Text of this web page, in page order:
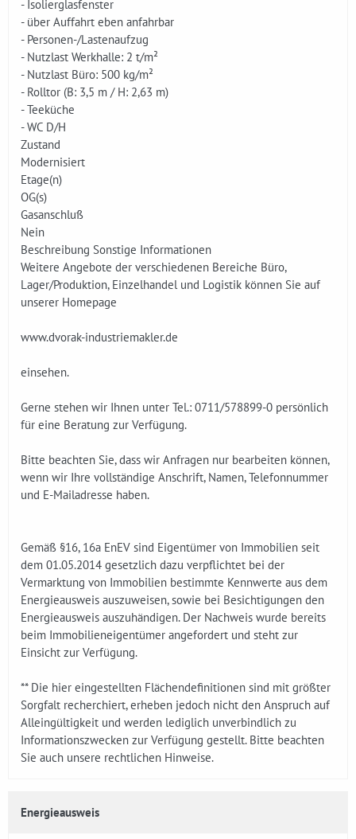
- Isolierglasfenster
- über Auffahrt eben anfahrbar
- Personen-/Lastenaufzug
- Nutzlast Werkhalle: 2 t/m²
- Nutzlast Büro: 500 kg/m²
- Rolltor (B: 3,5 m / H: 2,63 m)
- Teeküche
- WC D/H
Zustand
Modernisiert
Etage(n)
OG(s)
Gasanschluß
Nein
Beschreibung Sonstige Informationen
Weitere Angebote der verschiedenen Bereiche Büro,
Lager/Produktion, Einzelhandel und Logistik können Sie auf
unserer Homepage
www.dvorak-industriemakler.de
einsehen.
Gerne stehen wir Ihnen unter Tel.: 0711/578899-0 persönlich
für eine Beratung zur Verfügung.
Bitte beachten Sie, dass wir Anfragen nur bearbeiten können,
wenn wir Ihre vollständige Anschrift, Namen, Telefonnummer
und E-Mailadresse haben.
Gemäß §16, 16a EnEV sind Eigentümer von Immobilien seit
dem 01.05.2014 gesetzlich dazu verpflichtet bei der
Vermarktung von Immobilien bestimmte Kennwerte aus dem
Energieausweis auszuweisen, sowie bei Besichtigungen den
Energieausweis auszuhändigen. Der Nachweis wurde bereits
beim Immobilieneigentümer angefordert und steht zur
Einsicht zur Verfügung.
** Die hier eingestellten Flächendefinitionen sind mit größter
Sorgfalt recherchiert, erheben jedoch nicht den Anspruch auf
Alleingültigkeit und werden lediglich unverbindlich zu
Informationszwecken zur Verfügung gestellt. Bitte beachten
Sie auch unsere rechtlichen Hinweise.
Energieausweis